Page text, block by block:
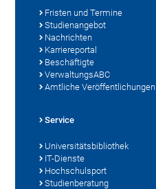
Fristen und Termine
Studienangebot
Nachrichten
Karriereportal
Beschäftigte
VerwaltungsABC
Amtliche Veröffentlichungen
Service
Universitätsbibliothek
IT-Dienste
Hochschulsport
Studienberatung